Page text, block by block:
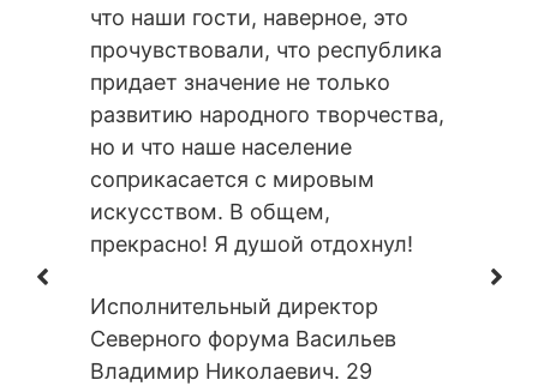
что наши гости, наверное, это
прочувствовали, что республика
придает значение не только
развитию народного творчества,
но и что наше население
соприкасается с мировым
искусством. В общем,
прекрасно! Я душой отдохнул!
Исполнительный директор
Северного форума Васильев
Владимир Николаевич. 29